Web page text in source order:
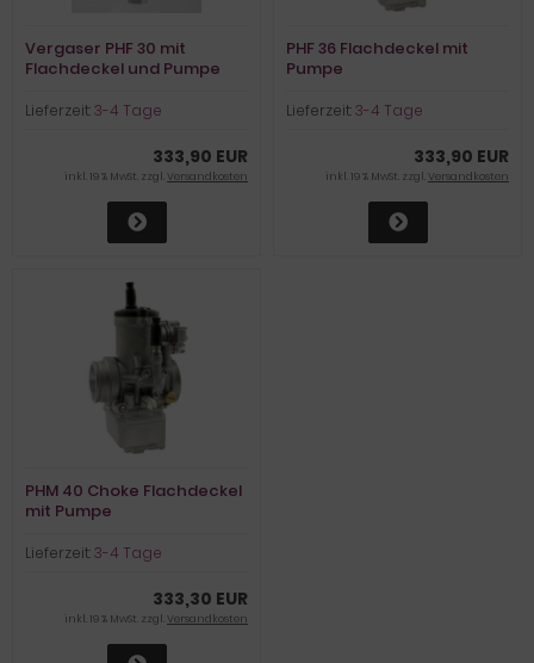
Vergaser PHF 30 mit
Flachdeckel und Pumpe
Lieferzeit:3-4 Tage
333,90 EUR
inkl. 19 % MwSt. zzgl.Versandkosten
PHF 36 Flachdeckel mit
Pumpe
Lieferzeit:3-4 Tage
333,90 EUR
inkl. 19 % MwSt. zzgl.Versandkosten
PHM 40 Choke Flachdeckel
mit Pumpe
Lieferzeit:3-4 Tage
333,30 EUR
inkl. 19 % MwSt. zzgl.Versandkosten